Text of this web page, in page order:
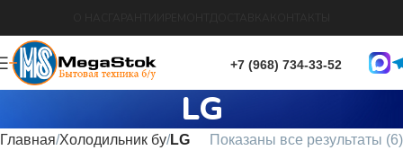
+7 (968) 734-33-52
LG
Главная Холодильник бу LG Показаны все результаты (6)